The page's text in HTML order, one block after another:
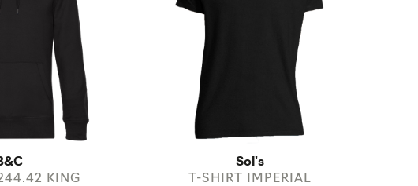
KING
Sol's
T-SHIRT IMPERIAL